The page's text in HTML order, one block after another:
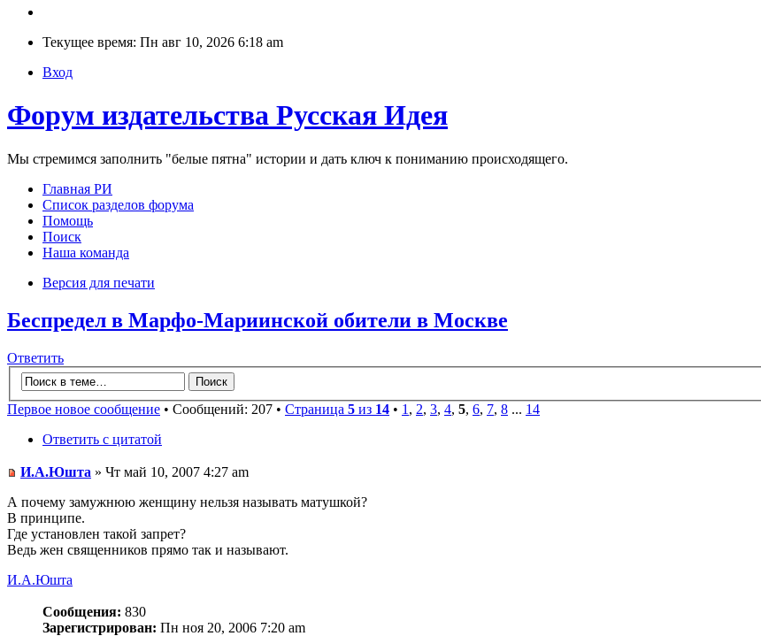
Текущее время: Пн авг 10, 2026 6:18 am
Вход
Форум издательства Русская Идея
Мы стремимся заполнить "белые пятна" истории и дать ключ к пониманию происходящего.
Главная РИ
Список разделов форума
Помощь
Поиск
Наша команда
Версия для печати
Беспредел в Марфо-Мариинской обители в Москве
Ответить
Первое новое сообщение • Сообщений: 207 • Страница 5 из 14 • 1 , 2, 3, 4, 5, 6, 7, 8 ... 14
Ответить с цитатой
И.А.Юшта » Чт май 10, 2007 4:27 am
А почему замужнюю женщину нельзя называть матушкой?
В принципе.
Где установлен такой запрет?
Ведь жен священников прямо так и называют.
И.А.Юшта
Сообщения: 830
Зарегистрирован: Пн ноя 20, 2006 7:20 am